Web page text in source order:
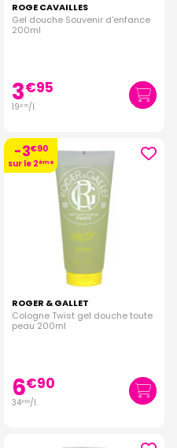
ROGE CAVAILLES
Gel douche Souvenir d'enfance
200ml
3€95
19€75/l.
-3€90
sur le 2ème
ROGER & GALLET
Cologne Twist gel douche toute
peau 200ml
6€90
34€50/l.